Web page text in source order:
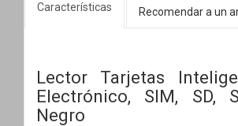
Características Recomendar a un
Lector Tarjetas
Electrónico, SIM, SD,
Negro